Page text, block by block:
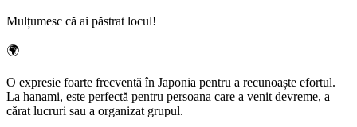
Mulțumesc că ai păstrat locul!
🌍
O expresie foarte frecventă în Japonia pentru a recunoaște efortul.
La hanami, este perfectă pentru persoana care a venit devreme, a
cărat lucruri sau a organizat grupul.